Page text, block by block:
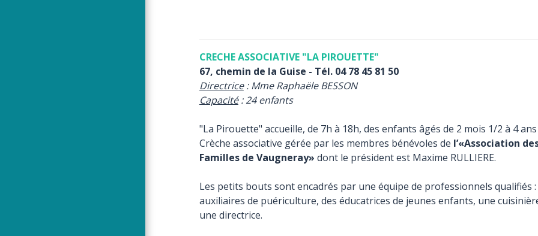
CRECHE ASSOCIATIVE "LA PIROUETTE"
67, chemin de la Guise - Tél. 04 78 45 81 50
Directrice: Mme Raphaële BESSON
Capacité: 24 enfants
"La Pirouette" accueille, de 7h à 18h, des enfants âgés de 2 mois 1/2 à 4 ans
Crèche associative gérée par les membres bénévoles de l’«Association
Familles de Vaugneray» dont le président est Maxime RULLIERE.
Les petits bouts sont encadrés par une équipe de professionnels qualifiés :
auxiliaires de puériculture, des éducatrices de jeunes enfants, une
une directrice.